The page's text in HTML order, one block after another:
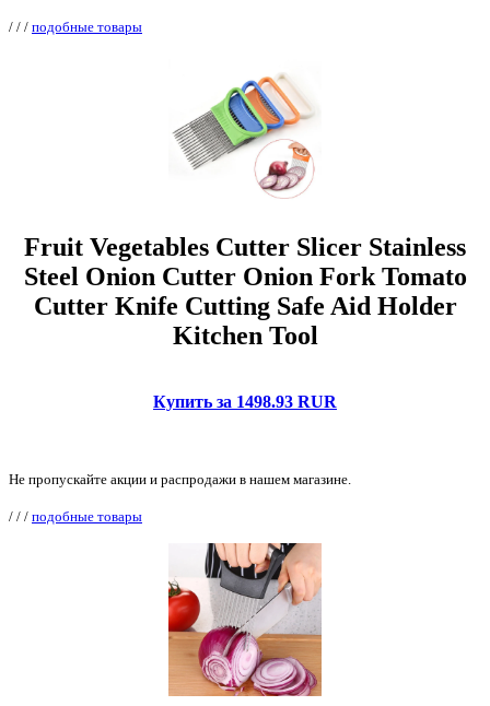
/ / / подобные товары
Fruit Vegetables Cutter Slicer Stainless
Steel Onion Cutter Onion Fork Tomato
Cutter Knife Cutting Safe Aid Holder
Kitchen Tool
Купить за 1498.93 RUR
Не пропускайте акции и распродажи в нашем магазине.
/ / / подобные товары